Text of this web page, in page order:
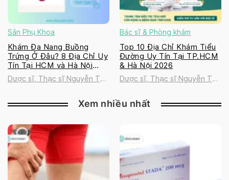
Sản Phụ Khoa
Khám Đa Nang Buồng
Trứng Ở Đâu? 8 Địa Chỉ Uy
Tín Tại HCM và Hà Nội
2026
Dược sĩ, Thạc sĩ Nguyễn Thị
Bác sĩ & Phòng khám
Top 10 Địa Chỉ Khám Tiểu
Đường Uy Tín Tại TP.HCM
& Hà Nội 2026
Dược sĩ, Thạc sĩ Nguyễn Thị
Xem nhiều nhất